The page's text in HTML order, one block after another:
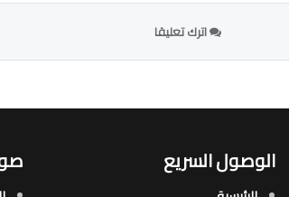
اترك تعليقا
الوصول السريع